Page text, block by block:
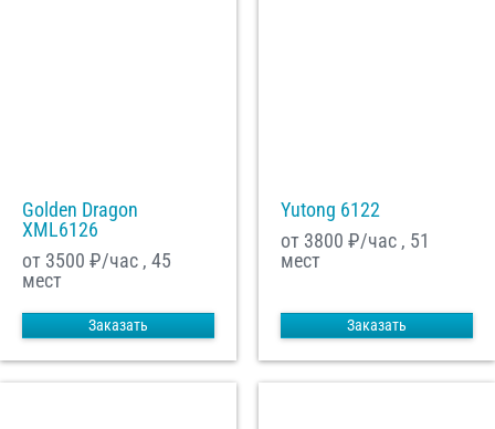
Golden Dragon
XML6126
от 3500 ₽/час , 45
мест
Заказать
Yutong 6122
от 3800 ₽/час , 51
мест
Заказать